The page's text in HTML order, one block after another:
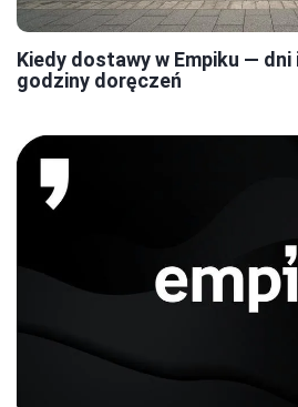
Kiedy dostawy w Empiku —
godziny doręczeń